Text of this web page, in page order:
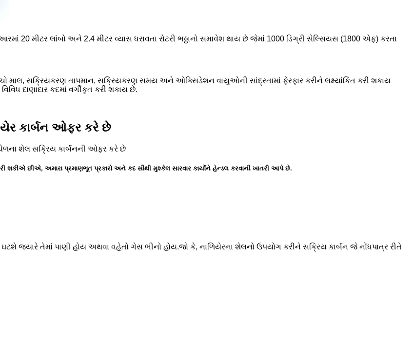
20 મીટર લાંબો અને 2.4 મીટર વ્યાસ ધરાવતા રોટરી ભઠ્ઠાનો સમાવેશ થાય છે જેમાં 1000 ડિગ્રી સેલ્સિયસ (1800 એફ) કરતા
માલ, સક્રિયકરણ તાપમાન, સક્રિયકરણ સમય અને ઓક્સિડેશન વાયુઓની સાંદ્રતામાં ફેરફાર કરીને લક્ષ્યાંકિત કરી શકાય
દાણાદાર કદમાં વર્ગીકૃત કરી શકાય છે.
કાર્બન ઓફર કરે છે
શેલ સક્રિય કાર્બનની ઓફર કરે છે
શકીએ છીએ, અમારા પ્રમાણભૂત પ્રકારો અને કદ સૌથી મુશ્કેલ સારવાર કાર્યોને હેન્ડલ કરવાની ખાતરી આપે છે.
ઘટશે જ્યારે તેમાં પાણી હોય અથવા વહેતો ગેસ ભીનો હોય.જો કે, નાળિયેરના શેલનો ઉપયોગ કરીને સક્રિય કાર્બન જે નોંધપાત્ર રીતે